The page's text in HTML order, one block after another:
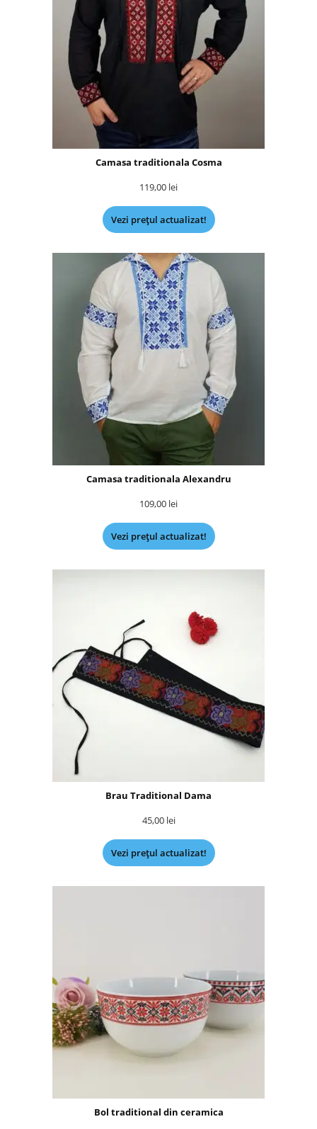
Camasa traditionala Cosma
119,00 lei
Vezi prețul actualizat!
Camasa traditionala Alexandru
109,00 lei
Vezi prețul actualizat!
Brau Traditional Dama
45,00 lei
Vezi prețul actualizat!
Bol traditional din ceramica